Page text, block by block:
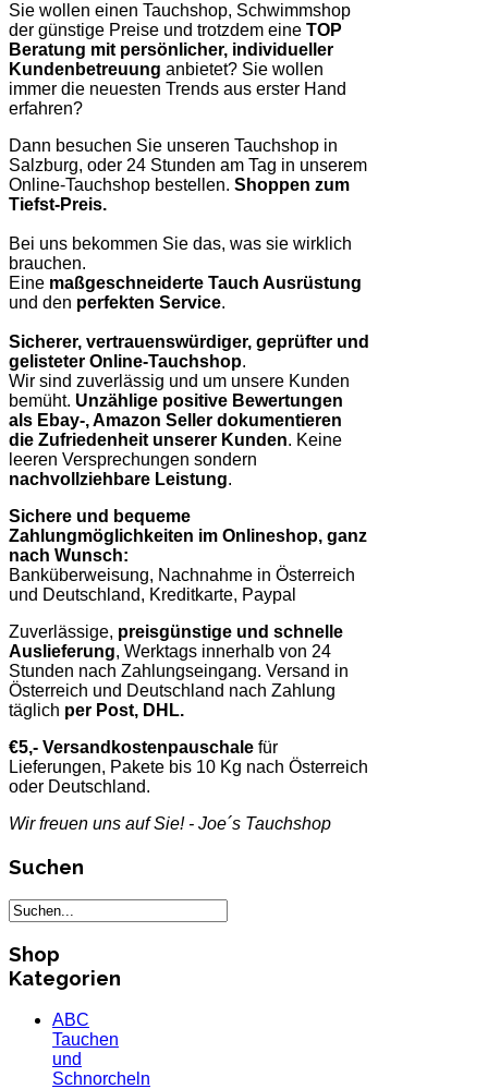
Sie wollen einen Tauchshop, Schwimmshop
der günstige Preise und trotzdem eine TOP
Beratung mit persönlicher, individueller
Kundenbetreuung anbietet? Sie wollen
immer die neuesten Trends aus erster Hand
erfahren?
Dann besuchen Sie unseren Tauchshop in
Salzburg, oder 24 Stunden am Tag in unserem
Online-Tauchshop bestellen. Shoppen zum
Tiefst-Preis.
Bei uns bekommen Sie das, was sie wirklich
brauchen.
Eine maßgeschneiderte Tauch Ausrüstung
und den perfekten Service.
Sicherer, vertrauenswürdiger, geprüfter und
gelisteter Online-Tauchshop.
Wir sind zuverlässig und um unsere Kunden
bemüht. Unzählige positive Bewertungen
als Ebay-, Amazon Seller dokumentieren
die Zufriedenheit unserer Kunden. Keine
leeren Versprechungen sondern
nachvollziehbare Leistung.
Sichere und bequeme
Zahlungmöglichkeiten im Onlineshop, ganz
nach Wunsch:
Banküberweisung, Nachnahme in Österreich
und Deutschland, Kreditkarte, Paypal
Zuverlässige, preisgünstige und schnelle
Auslieferung, Werktags innerhalb von 24
Stunden nach Zahlungseingang. Versand in
Österreich und Deutschland nach Zahlung
täglich per Post, DHL.
€5,- Versandkostenpauschale für
Lieferungen, Pakete bis 10 Kg nach Österreich
oder Deutschland.
Wir freuen uns auf Sie! - Joe´s Tauchshop
Suchen
Shop
Kategorien
ABC
Tauchen
und
Schnorcheln